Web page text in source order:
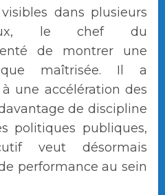
dans plusieurs
le chef du
de montrer une
maîtrisée. Il a
une accélération des
de discipline
politiques publiques,
veut désormais
performance au sein